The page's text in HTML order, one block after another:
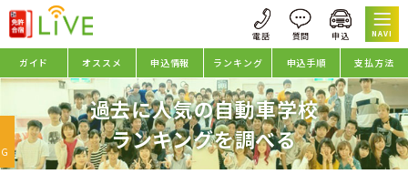
NAVI
ガイド オススメ 申込情報 ランキング 申込手順 支払方法
過去に人気の自動車学校
ランキングを調べる